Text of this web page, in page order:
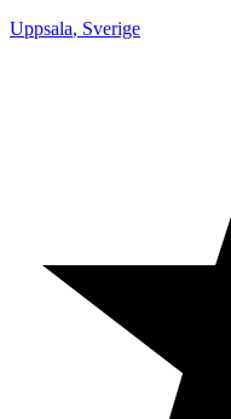
Uppsala, Sverige